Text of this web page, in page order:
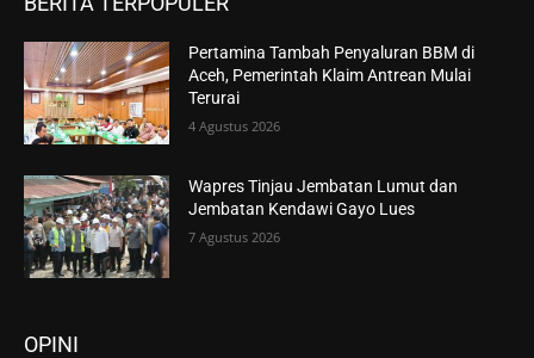
Pertamina Tambah Penyaluran BBM di
Aceh, Pemerintah Klaim Antrean Mulai
Terurai
4 Agustus 2026
Wapres Tinjau Jembatan Lumut dan
Jembatan Kendawi Gayo Lues
7 Agustus 2026
OPINI